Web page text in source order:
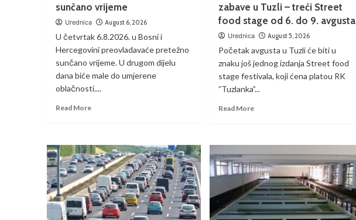
sunčano vrijeme
Urednica August 6, 2026
U četvrtak 6.8.2026. u Bosni i
Hercegovini preovladavaće pretežno
sunčano vrijeme. U drugom dijelu
dana biće male do umjerene
oblačnosti....
Read More
zabave u Tuzli – treći Street
food stage od 6. do 9. avgusta
Urednica August 5, 2026
Početak avgusta u Tuzli će biti u
znaku još jednog izdanja Street food
stage festivala, koji ćena platou RK
”Tuzlanka”...
Read More